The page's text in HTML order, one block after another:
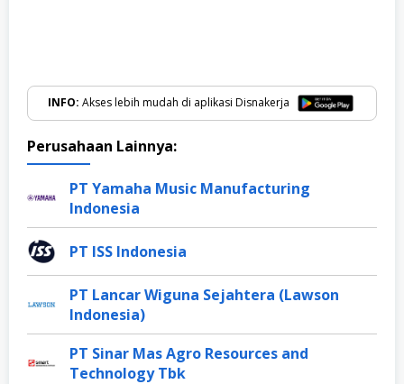
INFO: Akses lebih mudah di aplikasi Disnakerja
Perusahaan Lainnya:
PT Yamaha Music Manufacturing
Indonesia
PT ISS Indonesia
PT Lancar Wiguna Sejahtera (Lawson
Indonesia)
PT Sinar Mas Agro Resources and
Technology Tbk